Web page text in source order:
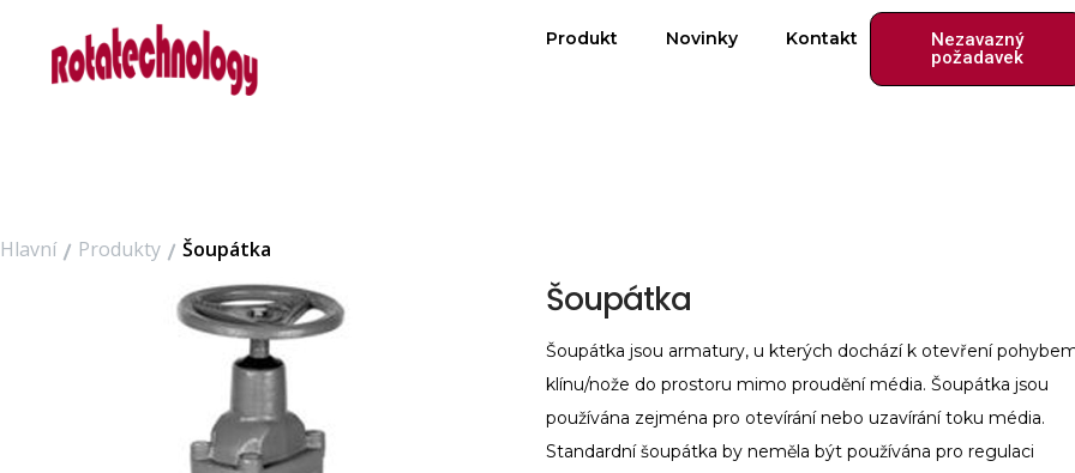
obsah
Produkt Novinky Kontakt
Nezavazný
požadavek
Hlavní Produkty Šoupátka
Šoupátka
Šoupátka jsou armatury, u kterých dochází k otevření
klínu/nože do prostoru mimo proudění média. Šoupátka jsou
používána zejména pro otevírání nebo uzavírání toku média.
Standardní šoupátka by neměla být používána pro regulaci